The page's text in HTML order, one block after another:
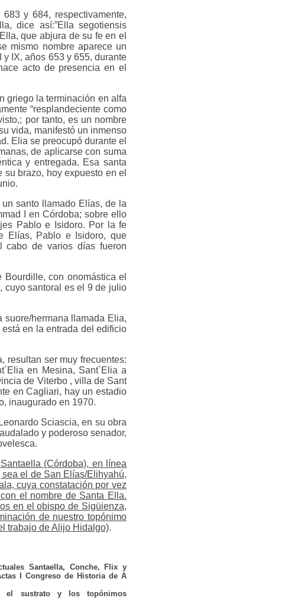
y 684, respectivamente,
dice así:”Ella segotiensis
que abjura de su fe en el
mismo nombre aparece un
IX, años 653 y 655, durante
acto de presencia en el
griego la terminación en alfa
“resplandeciente como
por tanto, es un nombre
vida, manifestó un inmenso
Elia se preocupó durante el
de aplicarse con suma
y entregada. Esa santa
brazo, hoy expuesto en el
santo llamado Elías, de la
I en Córdoba; sobre ello
Pablo e Isidoro. Por la fe
Elías, Pablo e Isidoro, que
cabo de varios días fueron
con onomástica el
cuyo santoral es el 9 de julio
suore/hermana llamada Elia,
en la entrada del edificio
resultan ser muy frecuentes:
en Mesina, Sant´Elia a
de Viterbo , villa de Sant
en Cagliari, hay un estadio
inaugurado en 1970.
Sciascia, en su obra
y poderoso senador,
(Córdoba), en línea
el de San Elías/Elihyahú,
cuya constatación por vez
el nombre de Santa Ella.
en el obispo de Sigüienza,
de nuestro topónimo
trabajo de Alijo Hidalgo).
Santaella, Conche, Flix y
I Congreso de Historia de A
el sustrato y los topónimos